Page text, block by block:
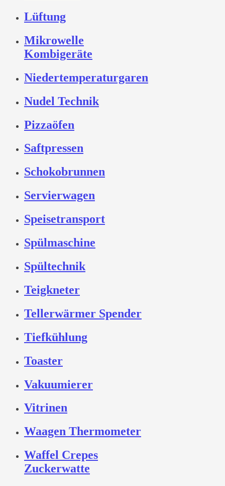
Lüftung
Mikrowelle
Kombigeräte
Niedertemperaturgaren
Nudel Technik
Pizzaöfen
Saftpressen
Schokobrunnen
Servierwagen
Speisetransport
Spülmaschine
Spültechnik
Teigkneter
Tellerwärmer Spender
Tiefkühlung
Toaster
Vakuumierer
Vitrinen
Waagen Thermometer
Waffel Crepes
Zuckerwatte